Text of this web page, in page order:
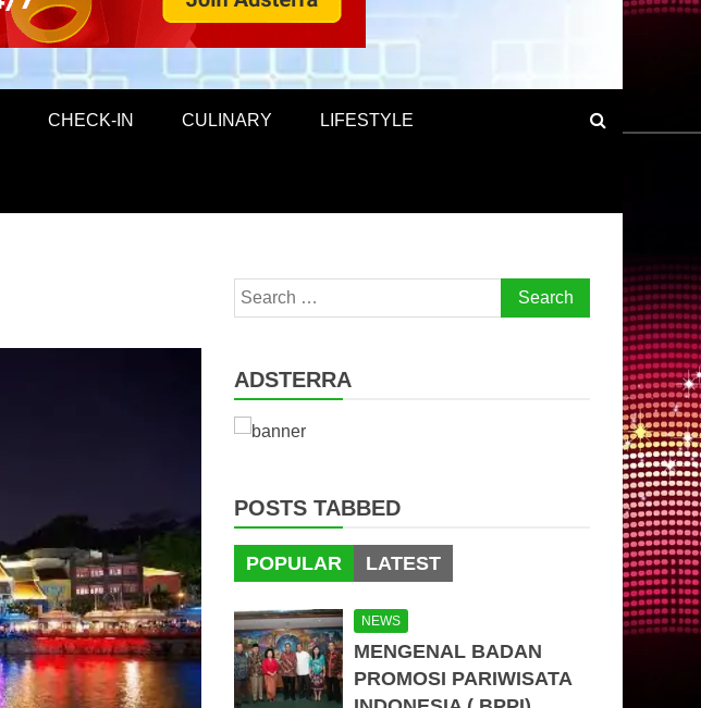
CHECK-IN CULINARY LIFESTYLE
Search
for:
ADSTERRA
POSTS TABBED
POPULAR LATEST
NEWS
MENGENAL BADAN
PROMOSI PARIWISATA